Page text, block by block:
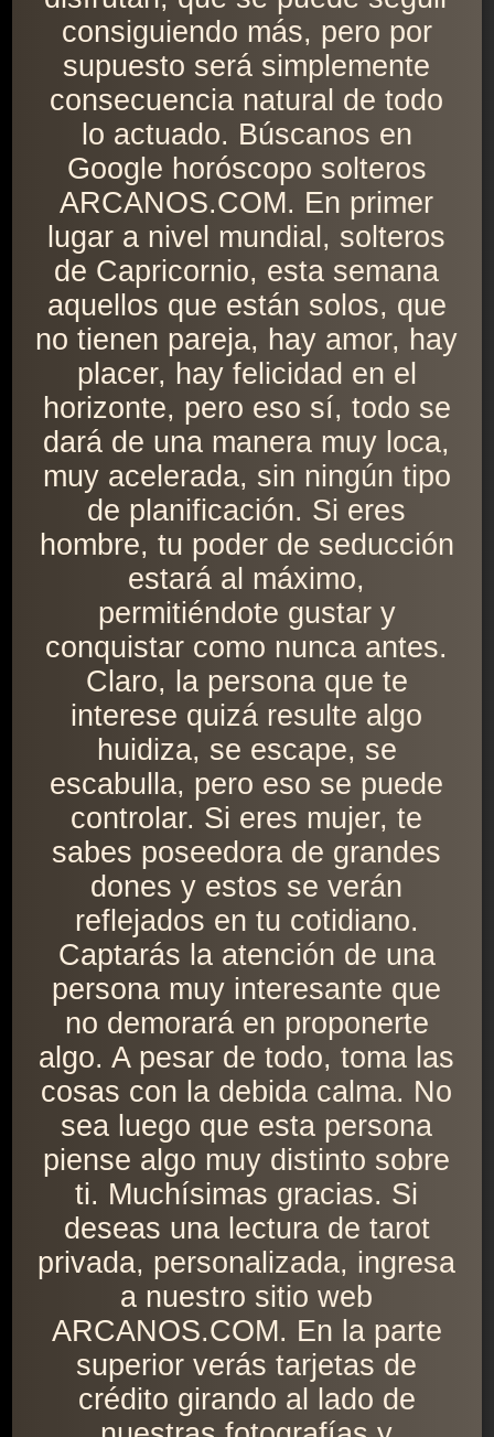
consiguiendo más, pero por
supuesto será simplemente
consecuencia natural de todo
lo actuado. Búscanos en
Google horóscopo solteros
ARCANOS.COM. En primer
lugar a nivel mundial, solteros
de Capricornio, esta semana
aquellos que están solos, que
no tienen pareja, hay amor, hay
placer, hay felicidad en el
horizonte, pero eso sí, todo se
dará de una manera muy loca,
muy acelerada, sin ningún tipo
de planificación. Si eres
hombre, tu poder de seducción
estará al máximo,
permitiéndote gustar y
conquistar como nunca antes.
Claro, la persona que te
interese quizá resulte algo
huidiza, se escape, se
escabulla, pero eso se puede
controlar. Si eres mujer, te
sabes poseedora de grandes
dones y estos se verán
reflejados en tu cotidiano.
Captarás la atención de una
persona muy interesante que
no demorará en proponerte
algo. A pesar de todo, toma las
cosas con la debida calma. No
sea luego que esta persona
piense algo muy distinto sobre
ti. Muchísimas gracias. Si
deseas una lectura de tarot
privada, personalizada, ingresa
a nuestro sitio web
ARCANOS.COM. En la parte
superior verás tarjetas de
crédito girando al lado de